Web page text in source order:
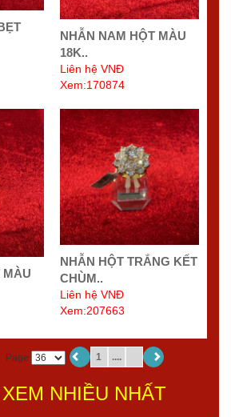
NHẪN NAM HỘT MÀU
18K..
Liên hệ VNĐ
Xem:170874
MÀU
NHẪN HỘT TRẮNG KẾT
CHÙM..
Liên hệ VNĐ
Xem:207663
Page 1 ....
NHIỀU NHẤT